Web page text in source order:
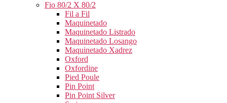
Fio 80/2 X 80/2
Fil a Fil
Maquinetado
Maquinetado Listrado
Maquinetado Losango
Maquinetado Xadrez
Oxford
Oxfordine
Pied Poule
Pin Point
Pin Point Silver